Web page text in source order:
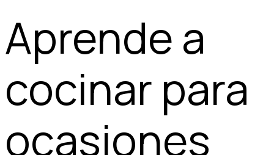
Aprende a
cocinar para
ocasiones